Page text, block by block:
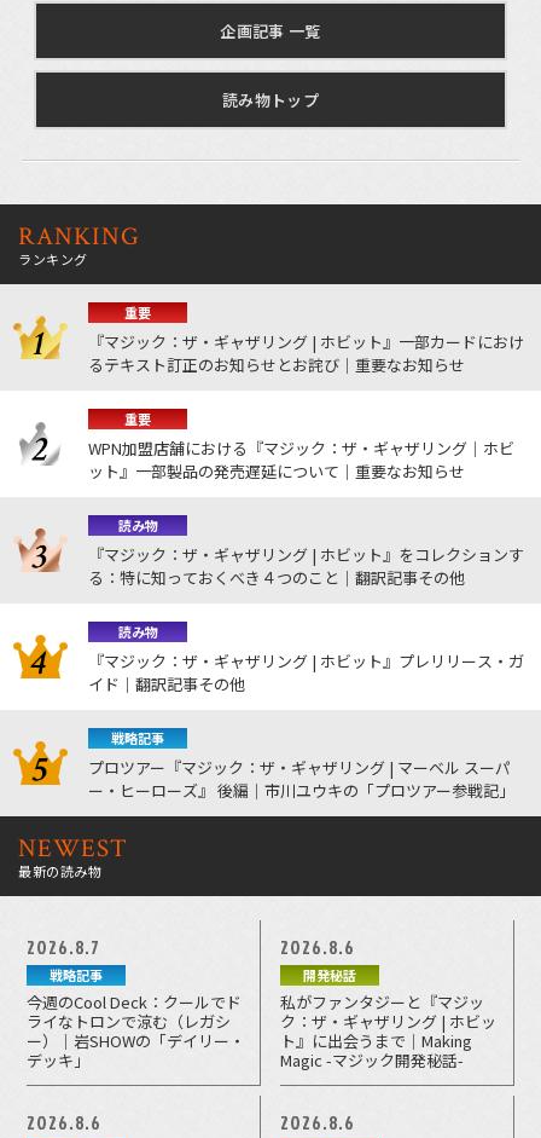
企画記事 一覧
読み物トップ
RANKING
ランキング
重要
『マジック：ザ・ギャザリング | ホビット』一部カードにおけ
るテキスト訂正のお知らせとお詫び｜重要なお知らせ
重要
WPN加盟店舗における『マジック：ザ・ギャザリング｜ホビ
ット』一部製品の発売遅延について｜重要なお知らせ
読み物
『マジック：ザ・ギャザリング | ホビット』をコレクションす
る：特に知っておくべき４つのこと｜翻訳記事その他
読み物
『マジック：ザ・ギャザリング | ホビット』プレリリース・ガ
イド｜翻訳記事その他
戦略記事
プロツアー『マジック：ザ・ギャザリング | マーベル スーパ
ー・ヒーローズ』 後編｜市川ユウキの「プロツアー参戦記」
NEWEST
最新の読み物
2026.8.7
戦略記事
今週のCool Deck：クールでド
ライなトロンで涼む（レガシ
ー）｜岩SHOWの「デイリー・
デッキ」
2026.8.6
開発秘話
私がファンタジーと『マジッ
ク：ザ・ギャザリング | ホビッ
ト』に出会うまで｜Making
Magic -マジック開発秘話-
2026.8.6 2026.8.6